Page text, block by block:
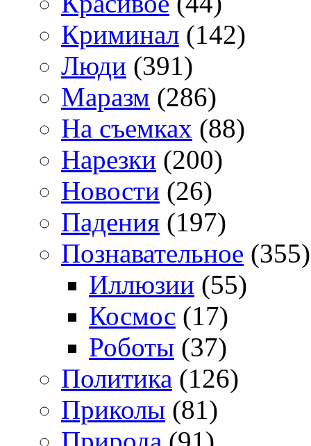
Криминал (142)
Люди (391)
Маразм (286)
На съемках (88)
Нарезки (200)
Новости (26)
Падения (197)
Познавательное (355)
Иллюзии (55)
Космос (17)
Роботы (37)
Политика (126)
Приколы (81)